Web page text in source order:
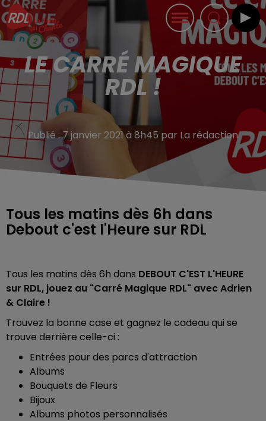
LE CARRÉ MAGIQUE
RDL !
Publié : 7 janvier 2021 à 8h45 par La rédaction
Tous les matins dès 6h dans
Debout c'est l'Heure sur RDL
Tous les matins dès 6h dans DEBOUT C'EST L'HEURE
sur RDL, jouez au "Carré Magique RDL" avec Adrien
& Claire !
Trouvez la bonne case et gagnez le cadeau qui se
trouve derrière celle-ci :
Entrées pour des parcs d'attraction
Albums
Bouquets de Fleurs
Bijoux
Albums photos personnalisés